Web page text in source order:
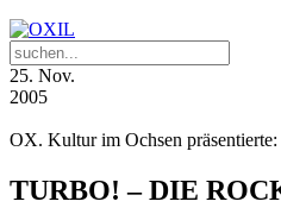
25. Nov.
2005
OX. Kultur im Ochsen präsentierte:
TURBO! – DIE